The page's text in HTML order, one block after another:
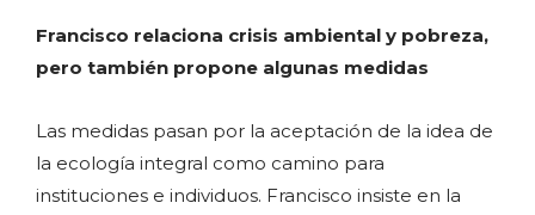
Francisco relaciona crisis ambiental y pobreza,
pero también propone algunas medidas
Las medidas pasan por la aceptación de la idea de
la ecología integral como camino para
instituciones e individuos. Francisco insiste en la